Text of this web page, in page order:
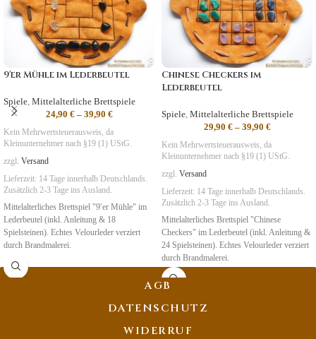
9′er Mühle im Lederbeutel
Spiele Mittelalterliche Brettspiele
24,90 €– 39,90 €
Kein Mehrwertsteuerausweis, da
Kleinunternehmer nach §19 (1) UStG.
zzgl. Versand
Lieferzeit: 14 Tage innerhalb Deutschlands.
Zusätzlich 2-3 Tage ins Ausland.
Mittelalterliches Brettspiel "9′er Mühle" im
Lederbeutel (inkl. Anleitung & 18
Spielsteinen). Echtes Velourleder verziert
durch Brandmalerei.
Chinese Checkers im
Lederbeutel
Spiele Mittelalterliche Brettspiele
29,90 €– 39,90 €
Kein Mehrwertsteuerausweis, da
Kleinunternehmer nach §19 (1) UStG.
zzgl. Versand
Lieferzeit: 14 Tage innerhalb Deutschlands.
Zusätzlich 2-3 Tage ins Ausland.
Mittelalterliches Brettspiel "Chinese
Checkers" im Lederbeutel (inkl. Anleitung &
24 Spielsteinen). Echtes Velourleder verziert
durch Brandmalerei.
AGB
DATENSCHUTZ
WIDERRUF